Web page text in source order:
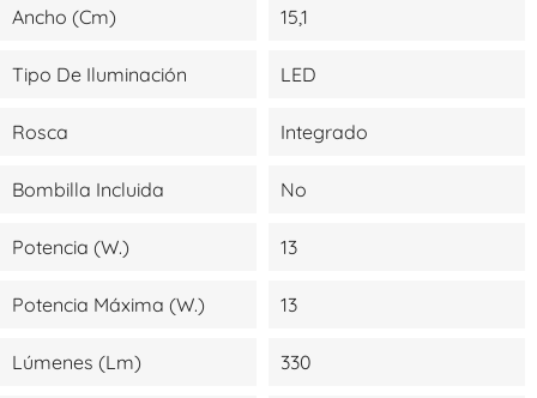
Ancho (cm) 15,1
Tipo De Iluminación LED
Rosca Integrado
Bombilla Incluida No
Potencia (W.) 13
Potencia Máxima (W.) 13
Lúmenes (lm) 330